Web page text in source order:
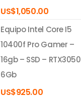
US$1,050.00
Equipo Intel Core I5
10400f Pro Gamer –
16gb – SSD – RTX3050
6Gb
US$925.00